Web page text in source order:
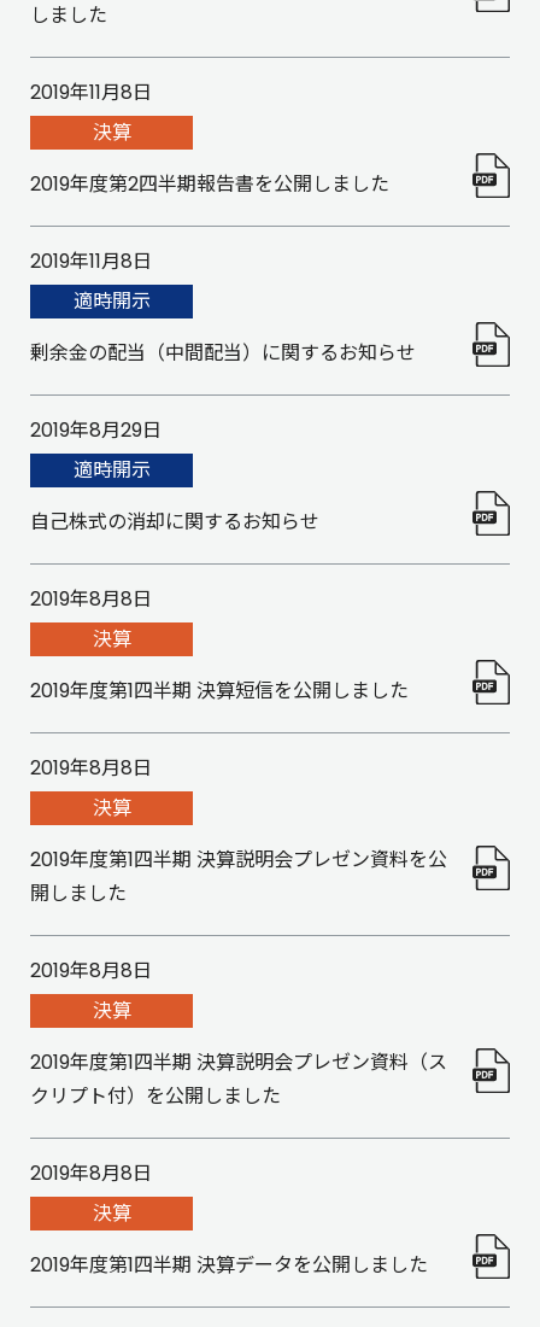
しました
2019年11月8日
決算
2019年度第2四半期報告書を公開しました
2019年11月8日
適時開示
剰余金の配当（中間配当）に関するお知らせ
2019年8月29日
適時開示
自己株式の消却に関するお知らせ
2019年8月8日
決算
2019年度第1四半期 決算短信を公開しました
2019年8月8日
決算
2019年度第1四半期 決算説明会プレゼン資料を公
開しました
2019年8月8日
決算
2019年度第1四半期 決算説明会プレゼン資料（ス
クリプト付）を公開しました
2019年8月8日
決算
2019年度第1四半期 決算データを公開しました